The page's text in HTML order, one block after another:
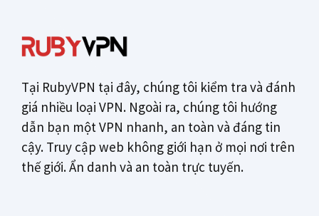
Tại RubyVPN tại đây, chúng tôi kiểm tra và đánh
giá nhiều loại VPN. Ngoài ra, chúng tôi hướng
dẫn bạn một VPN nhanh, an toàn và đáng tin
cậy. Truy cập web không giới hạn ở mọi nơi trên
thế giới. Ẩn danh và an toàn trực tuyến.